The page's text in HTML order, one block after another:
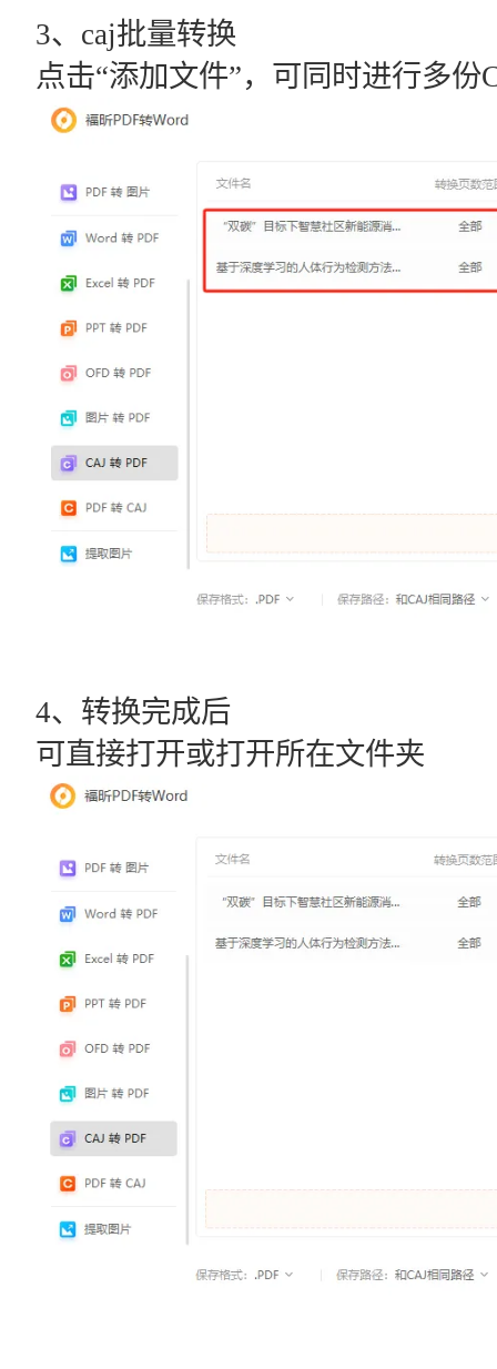
3、caj批量转换
点击“添加文件”，可同时进行多份
4、转换完成后
可直接打开或打开所在文件夹